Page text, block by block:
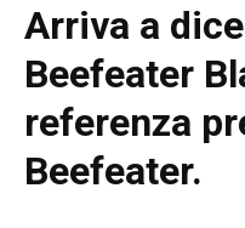
Arriva a
Beefeater
referenza
Beefeater.